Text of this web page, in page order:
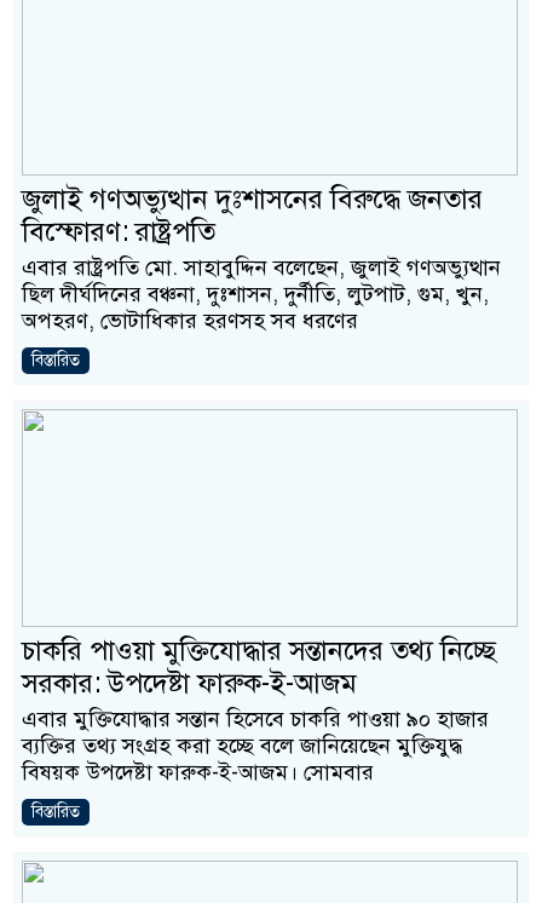
জুলাই গণঅভ্যুত্থান দুঃশাসনের বিরুদ্ধে জনতার
বিস্ফোরণ: রাষ্ট্রপতি
এবার রাষ্ট্রপতি মো. সাহাবুদ্দিন বলেছেন, জুলাই গণঅভ্যুত্থান
ছিল দীর্ঘদিনের বঞ্চনা, দুঃশাসন, দুর্নীতি, লুটপাট, গুম, খুন,
অপহরণ, ভোটাধিকার হরণসহ সব ধরণের
বিস্তারিত
চাকরি পাওয়া মুক্তিযোদ্ধার সন্তানদের তথ্য নিচ্ছে
সরকার: উপদেষ্টা ফারুক-ই-আজম
এবার মুক্তিযোদ্ধার সন্তান হিসেবে চাকরি পাওয়া ৯০ হাজার
ব্যক্তির তথ্য সংগ্রহ করা হচ্ছে বলে জানিয়েছেন মুক্তিযুদ্ধ
বিষয়ক উপদেষ্টা ফারুক-ই-আজম। সোমবার
বিস্তারিত